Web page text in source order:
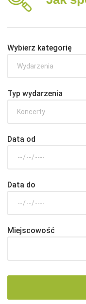
Wybierz kategorię
Wydarzenia
Typ wydarzenia
Koncerty
Data od
Data do
Miejscowość